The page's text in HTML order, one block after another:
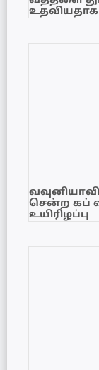
சென்ற கப்
உயிரிழப்பு